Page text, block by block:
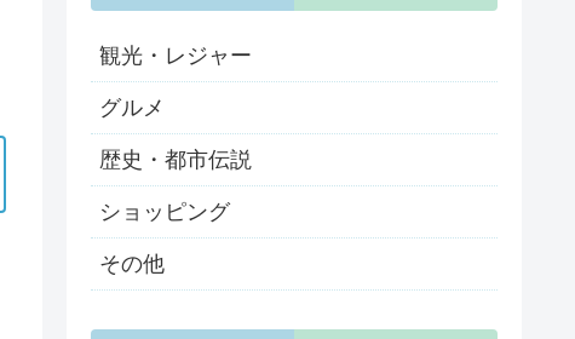
観光・レジャー
グルメ
歴史・都市伝説
ショッピング
その他